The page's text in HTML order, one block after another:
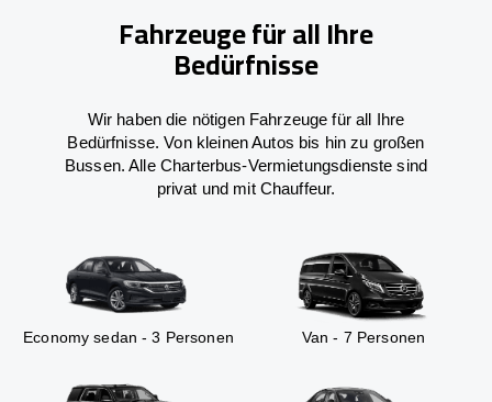
Fahrzeuge für all Ihre
Bedürfnisse
Wir haben die nötigen Fahrzeuge für all Ihre
Bedürfnisse. Von kleinen Autos bis hin zu großen
Bussen. Alle Charterbus-Vermietungsdienste sind
privat und mit Chauffeur.
Economy sedan - 3 Personen Van - 7 Personen